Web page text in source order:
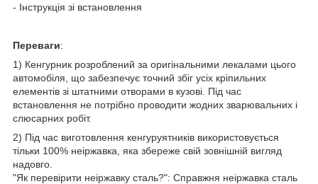
- Інструкція зі встановлення
Переваги:
1) Кенгурник розроблений за оригінальними лекалами цього
автомобіля, що забезпечує точний збіг усіх кріпильних
елементів зі штатними отворами в кузові. Під час
встановлення не потрібно проводити жодних зварювальних і
слюсарних робіт.
2) Під час виготовлення кенгуруятників використовується
тільки 100% неіржавка, яка збереже свій зовнішній вигляд
надовго.
"Як перевірити неіржавку сталь?": Справжня неіржавка сталь